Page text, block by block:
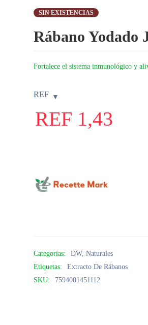
SIN EXISTENCIAS
Rábano Yodado
Fortalece el sistema inmunológico y
REF
REF 1,43
Categorías: DW,Naturales
Etiquetas:
Extracto De Rábanos
SKU:
7594001451112